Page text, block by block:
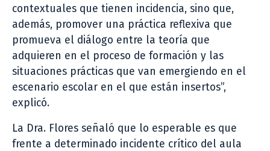
contextuales que tienen incidencia, sino que,
además, promover una práctica reflexiva que
promueva el diálogo entre la teoría que
adquieren en el proceso de formación y las
situaciones prácticas que van emergiendo en el
escenario escolar en el que están insertos”,
explicó.
La Dra. Flores señaló que lo esperable es que
frente a determinado incidente crítico del aula